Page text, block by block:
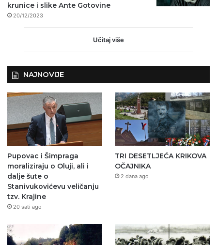
krunice i slike Ante Gotovine
20/12/2023
Učitaj više
NAJNOVIJE
Pupovac i Šimpraga
moraliziraju o Oluji, ali i
dalje šute o
Stanivukovićevu veličanju
tzv. Krajine
20 sati ago
TRI DESETLJEĆA KRIKOVA
OČAJNIKA
2 dana ago